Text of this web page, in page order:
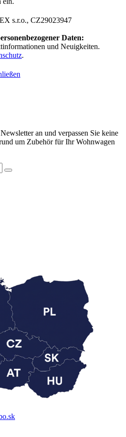
s.r.o., CZ29023947
Daten:
und Neuigkeiten.
.
an und verpassen Sie keine
um Zubehör für Ihr Wohnwagen